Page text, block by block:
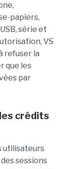
papiers,
série et
VS
refuser la
que les
par
crédits
utilisateurs
sessions